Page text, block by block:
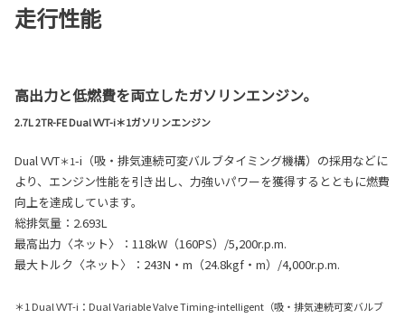
走行性能
高出力と低燃費を両立したガソリンエンジン。
2.7L 2TR-FE Dual VVT-i＊1ガソリンエンジン
Dual VVT＊1-i（吸・排気連続可変バルブタイミング機構）の採用などに
より、エンジン性能を引き出し、力強いパワーを獲得するとともに燃費
向上を達成しています。
総排気量：2.693L
最高出力〈ネット〉：118kW（160PS）/5,200r.p.m.
最大トルク〈ネット〉：243N・m（24.8kgf・m）/4,000r.p.m.
＊1 Dual VVT-i：Dual Variable Valve Timing-intelligent（吸・排気連続可変バルブ